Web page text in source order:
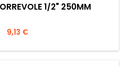
1/2" 250MM
Prezzo
9,13 €